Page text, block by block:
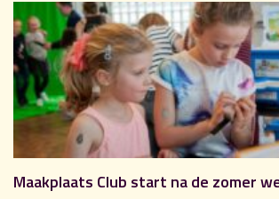
Maakplaats Club start na de zomer